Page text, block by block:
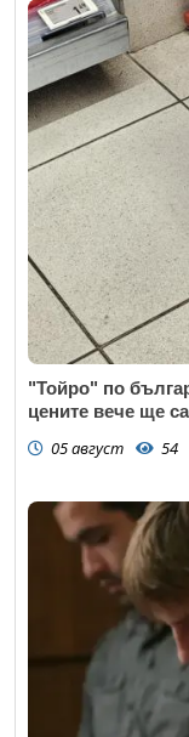
"Тойро" по
цените вече ще
05 август 54